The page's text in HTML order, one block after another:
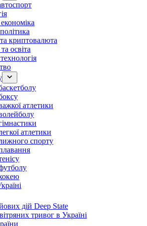
та криптовалюта
освіта
атлетики
атлетики
спорту
дій Deep State
тривог в Україні